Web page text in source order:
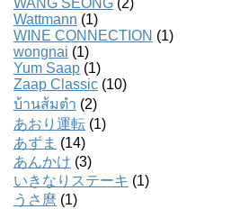
Wattmann (1)
WINE CONNECTION (1)
wongnai (1)
Yum Saap (1)
Zaap Classic (10)
บ้านส้มตํา (2)
あおり運転 (1)
あずま (14)
あんかけ (3)
いきなりステーキ (1)
うさ麿 (1)